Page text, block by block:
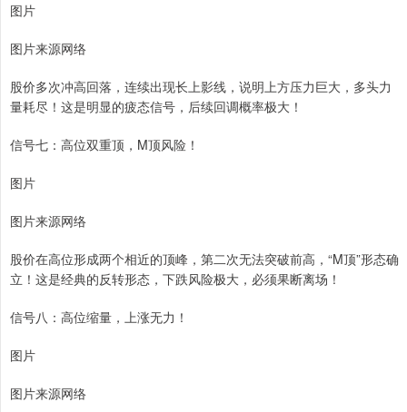
图片
图片来源网络
股价多次冲高回落，连续出现长上影线，说明上方压力巨大，多头力
量耗尽！这是明显的疲态信号，后续回调概率极大！
信号七：高位双重顶，M顶风险！
图片
图片来源网络
股价在高位形成两个相近的顶峰，第二次无法突破前高，“M顶”形态确
立！这是经典的反转形态，下跌风险极大，必须果断离场！
信号八：高位缩量，上涨无力！
图片
图片来源网络